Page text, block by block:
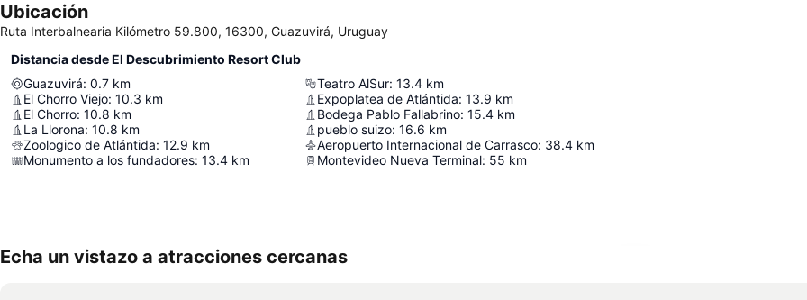
Ubicación
Ruta Interbalnearia Kilómetro 59.800, 16300, Guazuvirá, Uruguay
Distancia desde El Descubrimiento Resort Club
Guazuvirá: 0.7 km
El Chorro Viejo: 10.3 km
El Chorro: 10.8 km
La Llorona: 10.8 km
Zoologico de Atlántida: 12.9 km
Monumento a los fundadores: 13.4 km
Teatro AlSur: 13.4 km
Expoplatea de Atlántida: 13.9 km
Bodega Pablo Fallabrino: 15.4 km
pueblo suizo: 16.6 km
Aeropuerto Internacional de Carrasco: 38.4 km
Montevideo Nueva Terminal: 55 km
Echa un vistazo a atracciones cercanas